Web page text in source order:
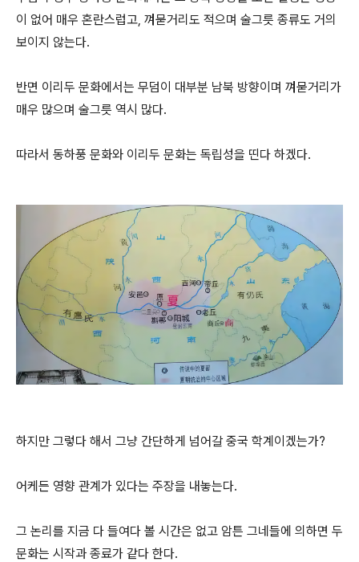
이 없어 매우 혼란스럽고, 껴묻거리도 적으며 술그릇 종류도 거의
보이지 않는다.
반면 이리두 문화에서는 무덤이 대부분 남북 방향이며 껴묻거리가
매우 많으며 술그릇 역시 많다.
따라서 동하풍 문화와 이리두 문화는 독립성을 띤다 하겠다.
하지만 그렇다 해서 그냥 간단하게 넘어갈 중국 학계이겠는가?
어케든 영향 관계가 있다는 주장을 내놓는다.
그 논리를 지금 다 들여다 볼 시간은 없고 암튼 그네들에 의하면 두
문화는 시작과 종료가 같다 한다.